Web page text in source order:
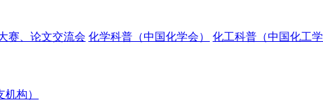
赛、论文交流会 化学科普（中国化学会）
化工科普（中国化工学
构）